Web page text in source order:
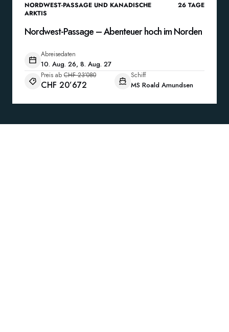
NORDWEST-PASSAGE UND KANADISCHE
ARKTIS
26 TAGE
Nordwest-Passage – Abenteuer hoch im Norden
Abreisedaten
10. Aug. 26, 8. Aug. 27
Preis ab CHF 23’080
CHF 20’672
Schiff
MS Roald Amundsen